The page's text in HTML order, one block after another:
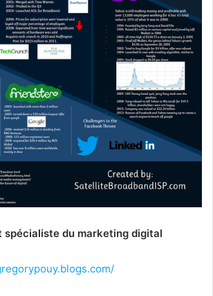
spécialiste du marketing digital